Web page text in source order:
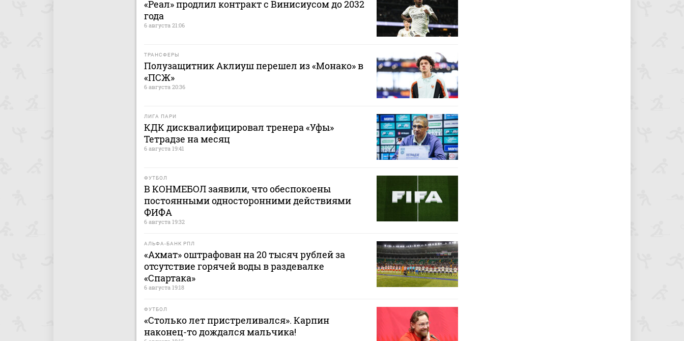
«Реал» продлил контракт с Винисиусом до 2032
года
6 августа 21:06
ТРАНСФЕРЫ
Полузащитник Аклиуш перешел из «Монако» в
«ПСЖ»
6 августа 20:36
ЛИГА ПАРИ
КДК дисквалифицировал тренера «Уфы»
Тетрадзе на месяц
6 августа 19:41
ФУТБОЛ
В КОНМЕБОЛ заявили, что обеспокоены
постоянными односторонними действиями
ФИФА
6 августа 19:32
АЛЬФА-БАНК РПЛ
«Ахмат» оштрафован на 20 тысяч рублей за
отсутствие горячей воды в раздевалке
«Спартака»
6 августа 19:18
ФУТБОЛ
«Столько лет пристреливался». Карпин
наконец-то дождался мальчика!